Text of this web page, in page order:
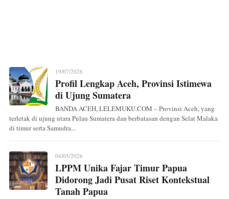
19/07/2026
Profil Lengkap Aceh, Provinsi Istimewa
di Ujung Sumatera
BANDA ACEH, LELEMUKU.COM – Provinsi Aceh, yang
terletak di ujung utara Pulau Sumatera dan berbatasan dengan Selat Malaka
di timur serta Samudra...
04/05/2026
LPPM Unika Fajar Timur Papua
Didorong Jadi Pusat Riset Kontekstual
Tanah Papua